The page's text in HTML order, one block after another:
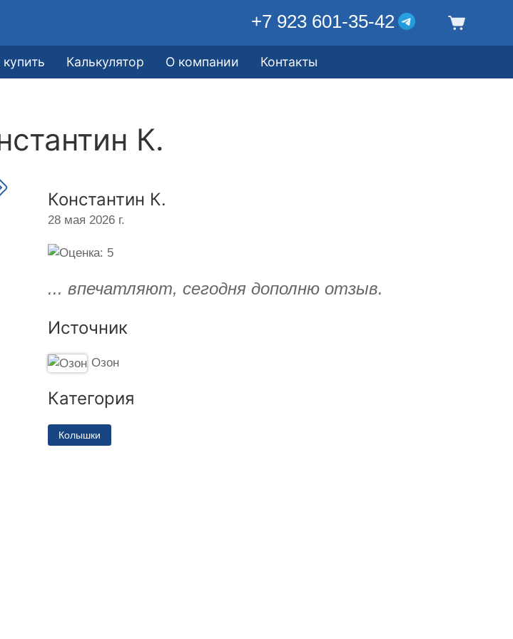
+7 923 601-35-42
купить Калькулятор О компании Контакты
К.
Константин К.
28 мая 2026 г.
... впечатляют, сегодня дополню отзыв.
Источник
Озон
Категория
Колышки